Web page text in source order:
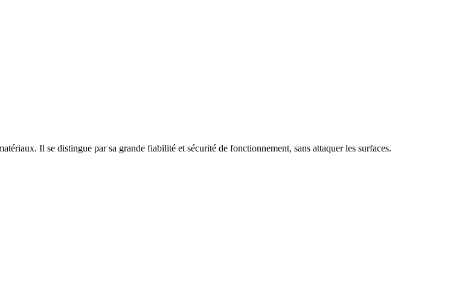
Il se distingue par sa grande fiabilité et sécurité de fonctionnement, sans attaquer les surfaces.